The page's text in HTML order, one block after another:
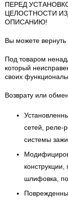
ПЕРЕД
ЦЕЛОСТНОСТИ
ОПИСАНИЮ!
Вы можете вернуть
Под товаром
который
своих
Возврату или
сетей, реле-
системы
шлифовка,